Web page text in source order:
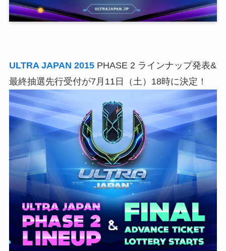
ULTRA JAPAN 2015PHASE 2 ラインナップ発表&
最終抽選先行受付が7月11日（土）18時に決定！